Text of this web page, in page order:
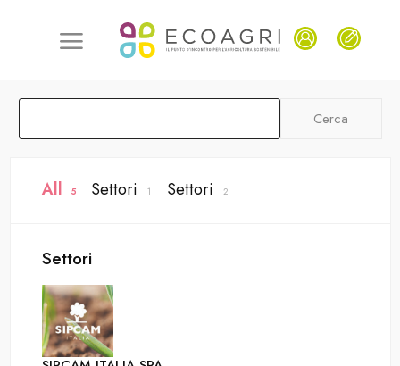
Cerca
All 5 Settori 1 Settori 2
Settori